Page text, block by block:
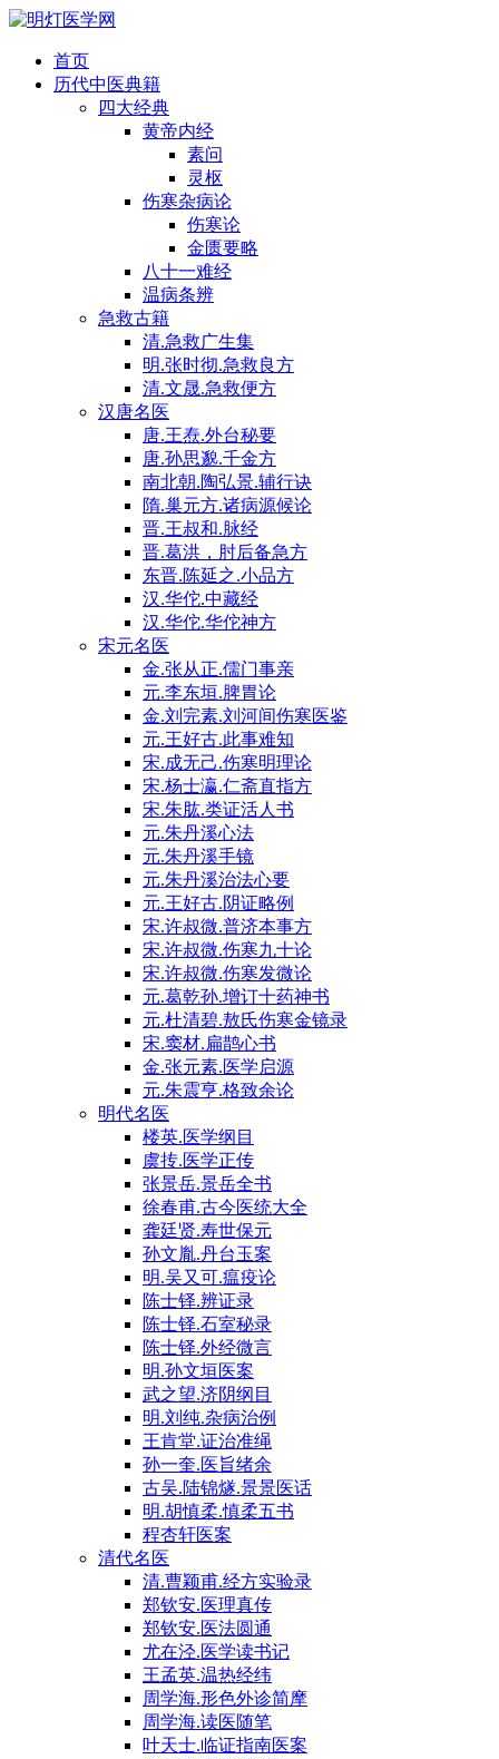
首页
历代中医典籍
四大经典
黄帝内经
素问
灵枢
伤寒杂病论
伤寒论
金匮要略
八十一难经
温病条辨
急救古籍
清.急救广生集
明.张时彻.急救良方
清.文晟.急救便方
汉唐名医
唐.王焘.外台秘要
唐.孙思邈.千金方
南北朝.陶弘景.辅行诀
隋.巢元方.诸病源候论
晋.王叔和.脉经
晋.葛洪，肘后备急方
东晋.陈延之.小品方
汉.华佗.中藏经
汉.华佗.华佗神方
宋元名医
金.张从正.儒门事亲
元.李东垣.脾胃论
金.刘完素.刘河间伤寒医鉴
元.王好古.此事难知
宋.成无己.伤寒明理论
宋.杨士瀛.仁斋直指方
宋.朱肱.类证活人书
元.朱丹溪心法
元.朱丹溪手镜
元.朱丹溪治法心要
元.王好古.阴证略例
宋.许叔微.普济本事方
宋.许叔微.伤寒九十论
宋.许叔微.伤寒发微论
元.葛乾孙.增订十药神书
元.杜清碧.敖氏伤寒金镜录
宋.窦材.扁鹊心书
金.张元素.医学启源
元.朱震亨.格致余论
明代名医
楼英.医学纲目
虞抟.医学正传
张景岳.景岳全书
徐春甫.古今医统大全
龚廷贤.寿世保元
孙文胤.丹台玉案
明.吴又可.瘟疫论
陈士铎.辨证录
陈士铎.石室秘录
陈士铎.外经微言
明.孙文垣医案
武之望.济阴纲目
明.刘纯.杂病治例
王肯堂.证治准绳
孙一奎.医旨绪余
古吴.陆锦燧.景景医话
明.胡慎柔.慎柔五书
程杏轩医案
清代名医
清.曹颖甫.经方实验录
郑钦安.医理真传
郑钦安.医法圆通
尤在泾.医学读书记
王孟英.温热经纬
周学海.形色外诊简摩
周学海.读医随笔
叶天士.临证指南医案